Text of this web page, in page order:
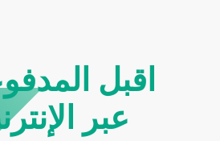
اقبل
عبر